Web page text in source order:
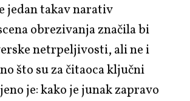
jedan takav narativ
obrezivanja značila bi
netrpeljivosti, ali ne i
što su za čitaoca ključni
je: kako je junak zapravo